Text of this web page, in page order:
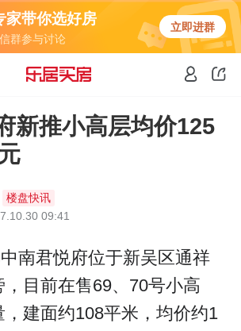
家带你选好房
群参与讨论
立即进群
新推小高层均价125
楼盘快讯
09:41
南君悦府位于新吴区通祥
目前在售69、70号小高
，建面约108平米，均价约1